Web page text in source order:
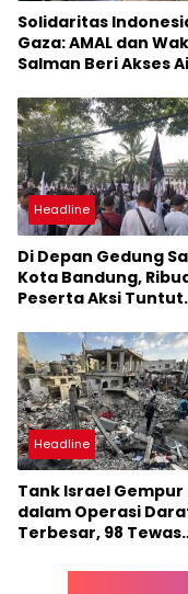
Solidaritas
Gaza: AMAL dan
Salman Beri Akses
Headline
Di Depan Gedung
Kota Bandung,
Peserta Aksi Tuntut
dari Penjajahan
Headline
Tank Israel Gempur
dalam Operasi
Terbesar, 98 Tewas